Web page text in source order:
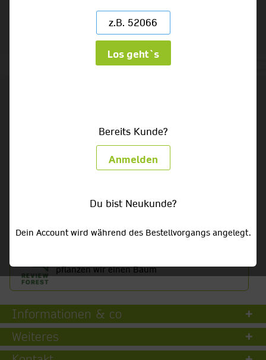
Getränke HEUTE bestellt - HEUTE geliefert!
Getränke- & Partylieferservice für Privat, Gewerbe &
Liefergebiet:
pflanzen wir einen Baum
Informationen & co
Weiteres
Los geht`s
Bereits Kunde?
Anmelden
Du bist Neukunde?
Dein Account wird während des Bestellvorgangs angelegt.